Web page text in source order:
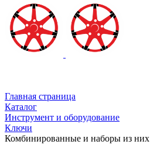
Главная страница
Каталог
Инструмент и оборудование
Ключи
Комбинированные и наборы из них